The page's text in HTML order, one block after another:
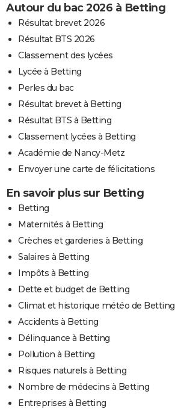
Autour du bac 2026 à Betting
Résultat brevet 2026
Résultat BTS 2026
Classement des lycées
Lycée à Betting
Perles du bac
Résultat brevet à Betting
Résultat BTS à Betting
Classement lycées à Betting
Académie de Nancy-Metz
Envoyer une carte de félicitations
En savoir plus sur Betting
Betting
Maternités à Betting
Crèches et garderies à Betting
Salaires à Betting
Impôts à Betting
Dette et budget de Betting
Climat et historique météo de Betting
Accidents à Betting
Délinquance à Betting
Pollution à Betting
Risques naturels à Betting
Nombre de médecins à Betting
Entreprises à Betting